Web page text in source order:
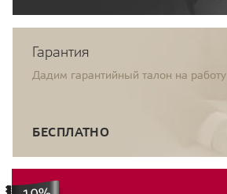
Гарантия
Дадим гарантийный талон на работу
БЕСПЛАТНО